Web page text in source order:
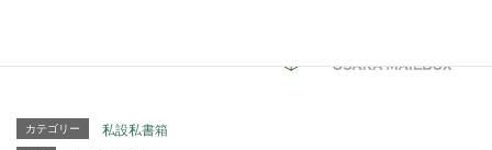
カテゴリー 私設私書箱